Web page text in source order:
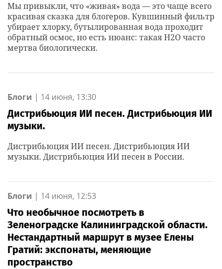
Мы привыкли, что «живая» вода — это чаще всего
красивая сказка для блогеров. Кувшинный фильтр
убирает хлорку, бутылированная вода проходит
обратный осмос, но есть нюанс: такая H2O часто
мертва биологически.
Блоги | 14 июня, 13:30
Дистрибьюция ИИ песен. Дистрибьюция ИИ
музыки.
Дистрибьюция ИИ песен. Дистрибьюция ИИ
музыки. Дистрибьюция ИИ песен в России.
Блоги | 14 июня, 12:53
Что необычное посмотреть в
Зеленоградске Калининградской области.
Нестандартный маршрут в музее Елены
Гратий: экспонаты, меняющие
пространство